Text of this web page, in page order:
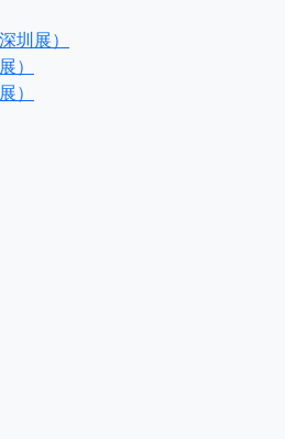
圳展）
）
）